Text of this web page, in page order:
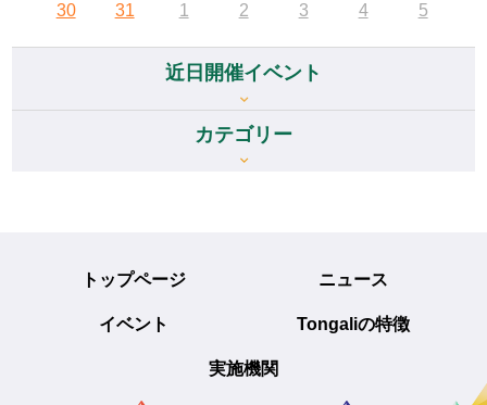
30
31 1 2 3 4 5
近日開催イベント
カテゴリー
トップページ ニュース
イベント Tongaliの特徴
実施機関